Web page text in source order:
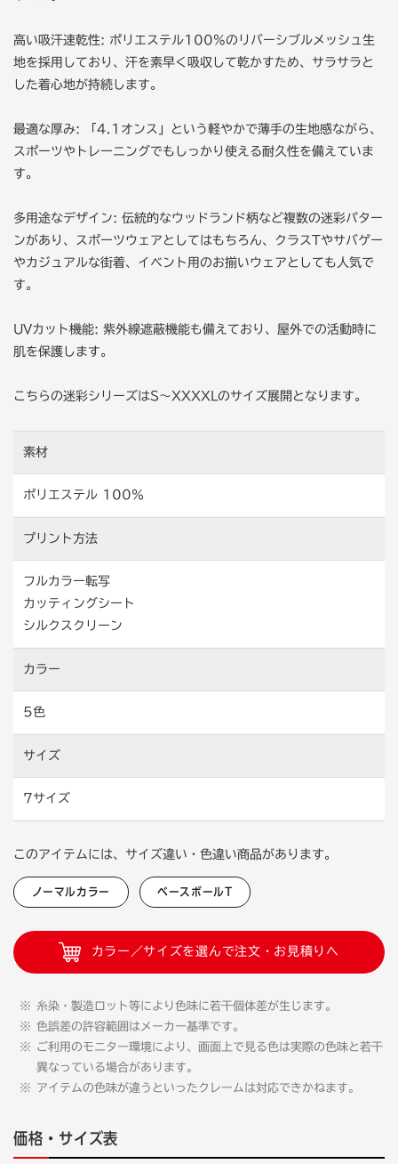
高い吸汗速乾性: ポリエステル100%のリバーシブルメッシュ生
地を採用しており、汗を素早く吸収して乾かすため、サラサラと
した着心地が持続します。
最適な厚み: 「4.1オンス」という軽やかで薄手の生地感ながら、
スポーツやトレーニングでもしっかり使える耐久性を備えていま
す。
多用途なデザイン: 伝統的なウッドランド柄など複数の迷彩パター
ンがあり、スポーツウェアとしてはもちろん、クラスTやサバゲー
やカジュアルな街着、イベント用のお揃いウェアとしても人気で
す。
UVカット機能: 紫外線遮蔽機能も備えており、屋外での活動時に
肌を保護します。
こちらの迷彩シリーズはS〜XXXXLのサイズ展開となります。
素材
ポリエステル 100％
プリント方法
フルカラー転写
カッティングシート
シルクスクリーン
カラー
5色
サイズ
7サイズ
このアイテムには、サイズ違い・色違い商品があります。
ノーマルカラー ベースボールT
カラー／サイズを選んで注文・お見積りへ
糸染・製造ロット等により色味に若干個体差が生じます。
色誤差の許容範囲はメーカー基準です。
ご利用のモニター環境により、画面上で見る色は実際の色味と若干
異なっている場合があります。
アイテムの色味が違うといったクレームは対応できかねます。
価格・サイズ表